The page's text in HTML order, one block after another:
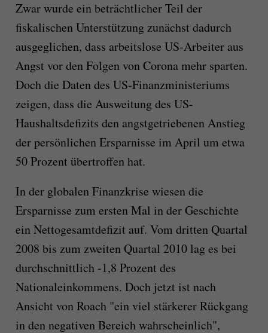
Zwar wurde ein beträchtlicher Teil der
fiskalischen Unterstützung zunächst dadurch
ausgeglichen, dass arbeitslose US-Arbeiter aus
Angst vor den Folgen von Corona mehr sparten.
Doch die Daten des US-Finanzministeriums
zeigen, dass die Ausweitung des US-
Haushaltsdefizits den angstgetriebenen Anstieg
der persönlichen Ersparnisse im April um etwa
50 Prozent übertroffen hat.
In der globalen Finanzkrise wiesen die
Ersparnisse zum ersten Mal in der Geschichte
ein Nettogesamtdefizit auf. Vom dritten Quartal
2008 bis zum zweiten Quartal 2010 lag es bei
durchschnittlich -1,8 Prozent des
Nationaleinkommens. Doch jetzt ist nach
Ansicht von Roach "ein viel stärkerer Rückgang
in den negativen Bereich wahrscheinlich",